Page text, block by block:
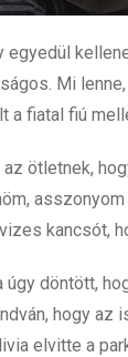
egyedül
Mi
a fiatal fiú
ötletnek,
kancsót,
úgy döntött,
hogy az
elvitte a